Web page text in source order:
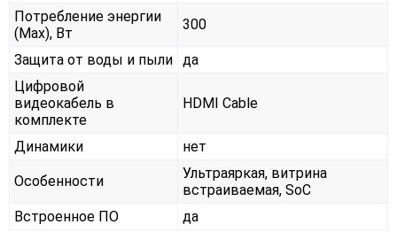
Потребление энергии
(Max), Вт
300
Защита от воды и пыли да
Цифровой
видеокабель в
комплекте
HDMI Cable
Динамики нет
Особенности
Ультраяркая, витрина
встраиваемая, SoC
Встроенное ПО
да